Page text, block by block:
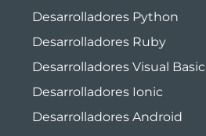
Desarrolladores Python
Desarrolladores Ruby
Desarrolladores Visual Basic
Desarrolladores Ionic
Desarrolladores Android